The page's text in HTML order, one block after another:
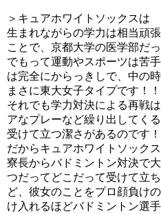
＞キュアホワイトソックスは
生まれながらの学力は相当頑
ことで、京都大学の医学部だ
でもって運動やスポーツは苦
は完全にからっきしで、中の
まさに東大女子タイプです！！
それでも学力対決による再戦
アなプレーなど繰り出してく
受けて立つ潔さがあるのです！
だからキュアホワイトソック
寮長からバドミントン対決で
つだってどこだって受けて立
ど、彼女のことをプロ顔負け
け入れるほどバドミントン選